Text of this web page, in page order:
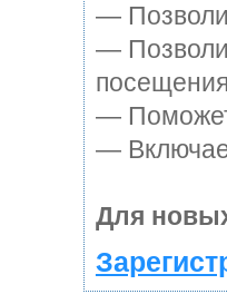
—
—
— Поможет
—
Для